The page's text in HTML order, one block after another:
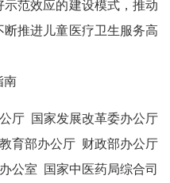
范效应的建设模式，推动
推进儿童医疗卫生服务高
南
厅 国家发展改革委办公厅
教育部办公厅 财政部办公厅
公室 国家中医药局综合司